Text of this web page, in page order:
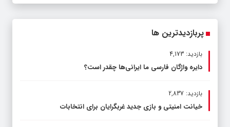
پربازدیدترین ها
بازدید: 4,173
دایره واژگان فارسی ما ایرانی‌ها چقدر است؟
بازدید: 2,837
خیانت امنیتی و بازی جدید غربگرایان برای انتخابات